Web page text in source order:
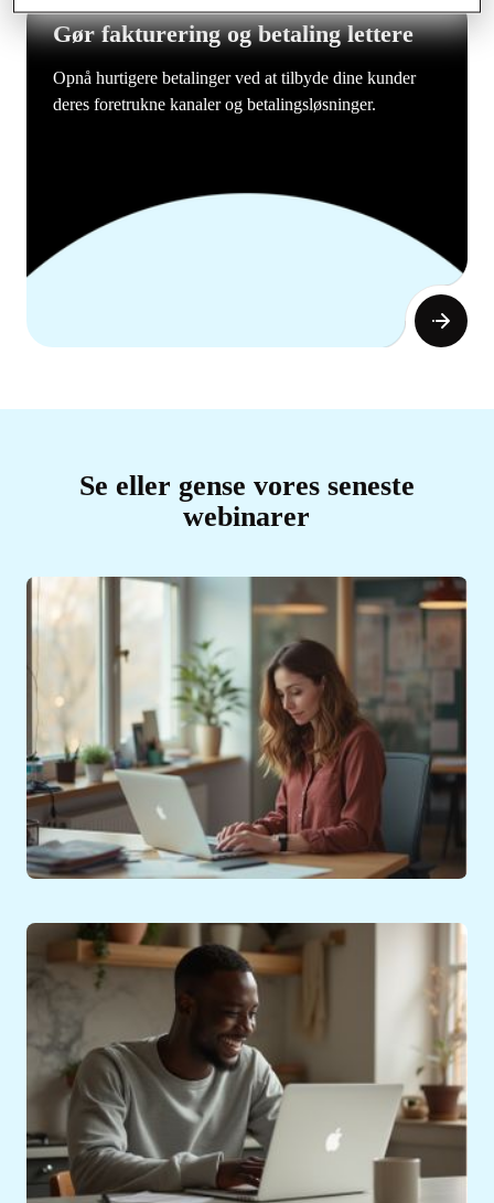
Gør fakturering og betaling lettere
Opnå hurtigere betalinger ved at tilbyde dine kunder
deres foretrukne kanaler og betalingsløsninger.
Se eller gense vores seneste
webinarer